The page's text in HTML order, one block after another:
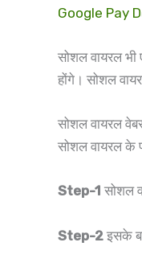
Google Pay
सोशल वायरल
होंगे। सोशल
सोशल वायरल
सोशल वायरल के
Step-1 सोशल
Step-2 इसके